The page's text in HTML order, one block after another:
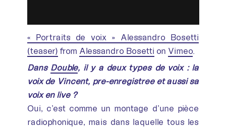
« Portraits de voix » Alessandro Bosetti
(teaser) from Alessandro Bosetti on Vimeo.
Dans Double, il y a deux types de voix : la
voix de Vincent, pré-enregistrée et aussi sa
voix en live ?
Oui, c’est comme un montage d’une pièce
radiophonique, mais dans laquelle tous les